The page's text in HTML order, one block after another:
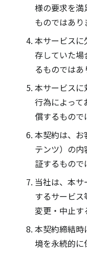
様の要求を満
ものではあり
本サービスに
存していた場
るものではあ
本サービスに
行為によって
償するもので
本契約は、お
テンツ）の
証するもので
当社は、本
するサービス
変更・中止す
本契約締結
境を永続的に